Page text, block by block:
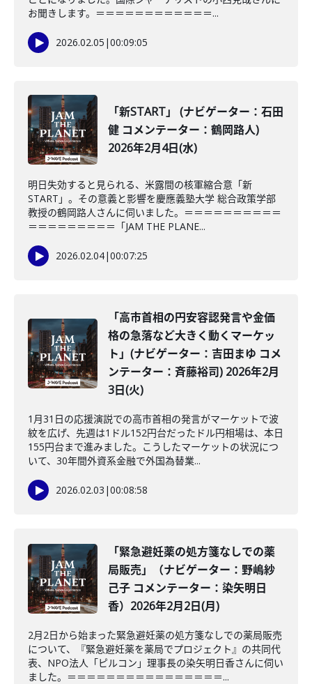
お聞きします。＝＝＝＝＝＝＝＝＝＝＝＝...
2026.02.05 |00:09:05
「新START」 (ナビゲーター：石田
健 コメンテーター：鶴岡路人)
2026年2月4日(水)
明日失効すると見られる、米露間の核軍縮合意「新
START」。その意義と影響を慶應義塾大学 総合政策学部
教授の鶴岡路人さんに伺いました。＝＝＝＝＝＝＝＝＝＝
＝＝＝＝＝＝＝＝＝「JAM THE PLANE...
2026.02.04|00:07:25
「高市首相の円安容認発言や金価
格の急落など大きく動くマーケッ
ト」(ナビゲーター：吉田まゆ コメ
ンテーター：斉藤裕司) 2026年2月
3日(火)
1月31日の応援演説での高市首相の発言がマーケットで波
紋を広げ、先週は1ドル152円台だったドル円相場は、本日
155円台まで進みました。こうしたマーケットの状況につ
いて、30年間外資系金融で外国為替業...
2026.02.03 |00:08:58
「緊急避妊薬の処方箋なしでの薬
局販売」（ナビゲーター：野嶋紗
己子 コメンテーター：染矢明日
香）2026年2月2日(月)
2月2日から始まった緊急避妊薬の処方箋なしでの薬局販売
について、『緊急避妊薬を薬局でプロジェクト』の共同代
表、NPO法人「ピルコン」理事長の染矢明日香さんに伺い
ました。＝＝＝＝＝＝＝＝＝＝＝＝＝＝＝＝...